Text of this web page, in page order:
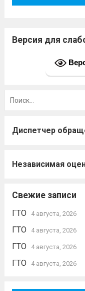
Версия для
Диспетчер
Независимая
Свежие записи
ГТО 4 августа, 2026
ГТО 4 августа, 2026
ГТО 4 августа, 2026
ГТО 4 августа, 2026